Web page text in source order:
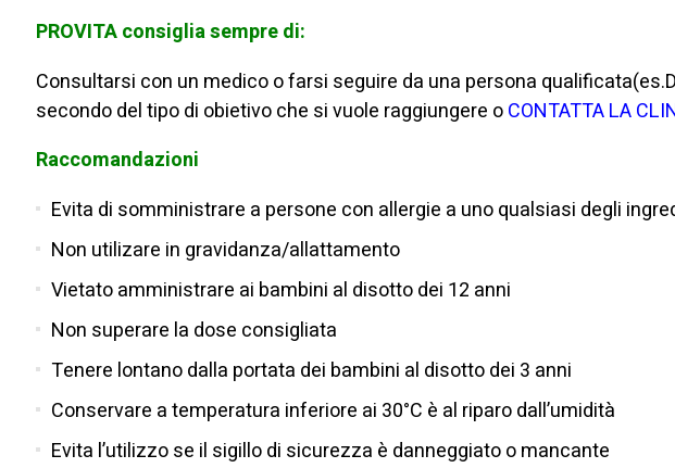
PROVITA consiglia sempre di:
Consultarsi con un medico o farsi seguire da una persona
secondo del tipo di obietivo che si vuole raggiungere oCONTATTA LA
Raccomandazioni
Evita di somministrare a persone con allergie a uno qualsiasi degli
Non utilizare in gravidanza/allattamento
Vietato amministrare ai bambini al disotto dei 12 anni
Non superare la dose consigliata
Tenere lontano dalla portata dei bambini al disotto dei 3 anni
Conservare a temperatura inferiore ai 30°C è al riparo dall’umidità
Evita l’utilizzo se il sigillo di sicurezza è danneggiato o mancante